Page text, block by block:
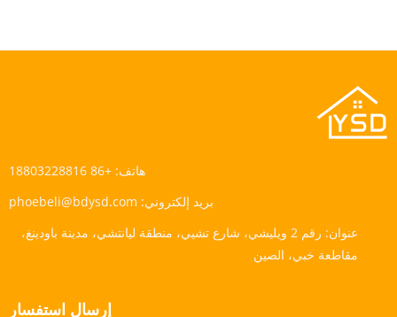
هاتف: +86 18803228816
بريد إلكتروني: phoebeli@bdysd.com
عنوان:
رقم 2 ويليشي، شارع تشيي، منطقة ليانتشي، مدينة باودينغ،
مقاطعة خبي، الصين
إرسال استفسار